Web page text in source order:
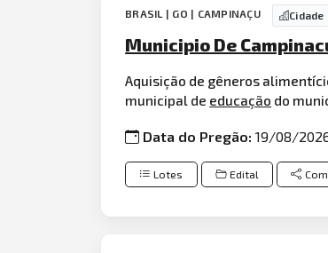
BRASIL | GO | CAMPINAÇU Cidade
Municipio De
Aquisição de gêneros
municipal de educação do
Data do Pregão:19/08/
Lotes Edital